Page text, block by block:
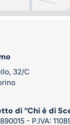
32/C
di “Chi è di
- P.IVA: